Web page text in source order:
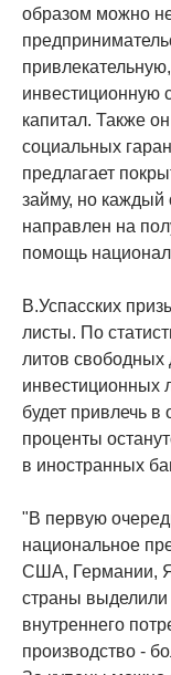
образом можно
инвестиционную
капитал. Также
социальных
предлагает
займу, но
направлен на
помощь
В.Успасских
листы. По
литов свободных
инвестиционных
будет привлечь
проценты
в иностранных
"В первую
национальное
США, Германии,
страны
внутреннего
производство -